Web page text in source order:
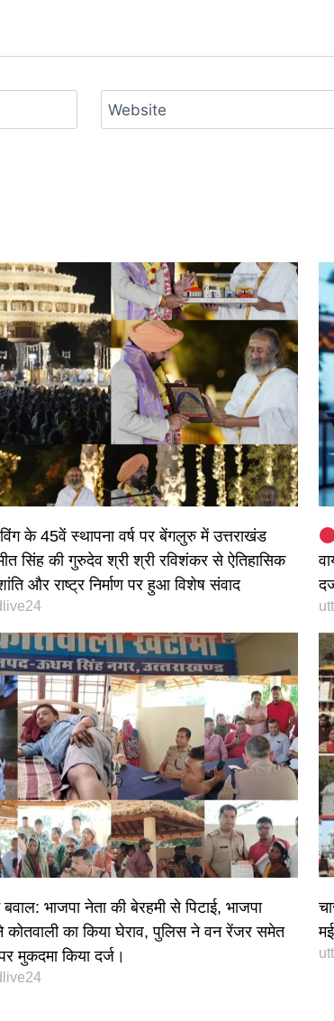
Website
के 45वें स्थापना वर्ष पर बेंगलुरु में उत्तराखंड
सिंह की गुरुदेव श्री श्री रविशंकर से ऐतिहासिक
और राष्ट्र निर्माण पर हुआ विशेष संवाद
भाजपा नेता की बेरहमी से पिटाई, भाजपा
कोतवाली का किया घेराव, पुलिस ने वन रेंजर समेत
मुकदमा किया दर्ज।